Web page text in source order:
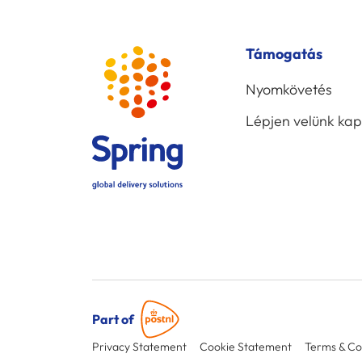
Támogatás
Nyomkövetés
Lépjen velünk
Part of
Privacy Statement Cookie Statement Terms &